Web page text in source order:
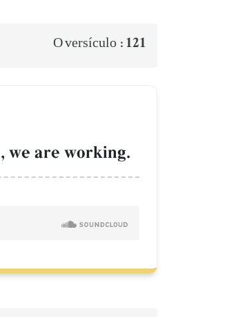
O versículo : 121
we are working.